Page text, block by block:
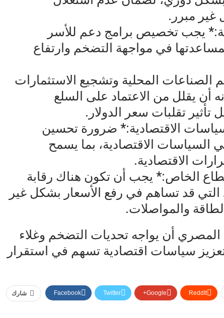
غير مبرر.
يجب تخصيص برامج دعم للأسر
في مواجهة التضخم وارتفاع
الصناعات المحلية وتشجيع الاستثمارات
أن يقلل من الاعتماد على السلع
تقلبات سعر الدولار.
الاقتصادية:* ضرورة تحسين
السياسات الاقتصادية، بما يسمح
الاقتصادية.
الخاص:* يجب أن تكون هناك رقابة
قد تساهم في رفع الأسعار بشكل غير
والمواصلات.
أن يواجه تحديات التضخم وغلاء
سياسات اقتصادية تسهم في استقرار
شارك Facebook Twitter Google+ ReddIt